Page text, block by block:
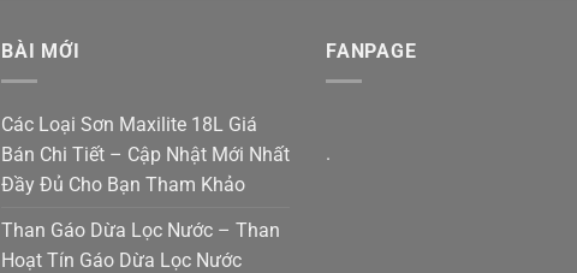
BÀI MỚI
Các Loại Sơn Maxilite 18L Giá
Bán Chi Tiết – Cập Nhật Mới Nhất
Đầy Đủ Cho Bạn Tham Khảo
Than Gáo Dừa Lọc Nước – Than
Hoạt Tín Gáo Dừa Lọc Nước
FANPAGE
.